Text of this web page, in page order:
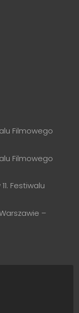
Filmowego
Filmowego
Festiwalu
–